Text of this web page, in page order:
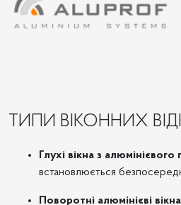
ТИПИ ВІКОННИХ
Глухі вікна з
встановлюється
Поворотні алюмінієві